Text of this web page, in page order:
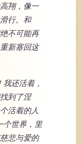
翔，像一
行。和
不可能再
新塞回这
还活着，
到了涅
活着的人
个世界，里
悲与爱的